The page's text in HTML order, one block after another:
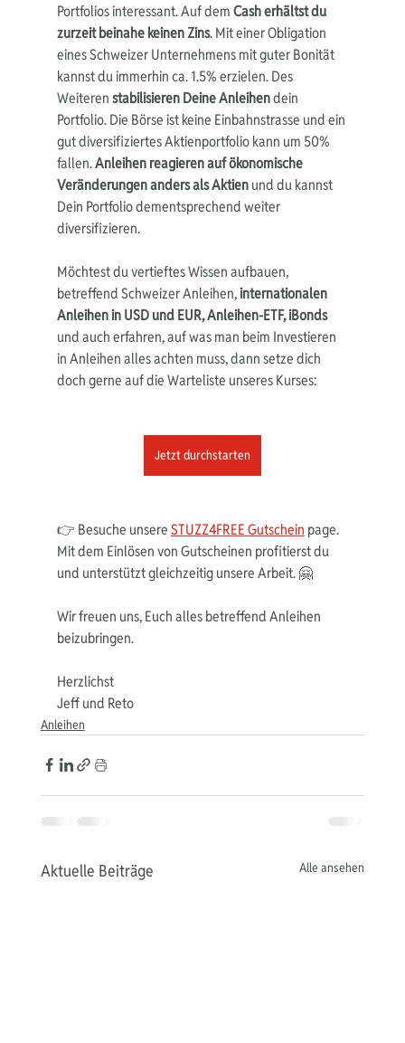
Portfolios interessant. Auf dem Cash erhältst du
zurzeit beinahe keinen Zins. Mit einer Obligation
eines Schweizer Unternehmens mit guter Bonität
kannst du immerhin ca. 1.5% erzielen. Des
Weiteren stabilisieren Deine Anleihen dein
Portfolio. Die Börse ist keine Einbahnstrasse und ein
gut diversifiziertes Aktienportfolio kann um 50%
fallen. Anleihen reagieren auf ökonomische
Veränderungen anders als Aktien und du kannst
Dein Portfolio dementsprechend weiter
diversifizieren.
Möchtest du vertieftes Wissen aufbauen,
betreffend Schweizer Anleihen, internationalen
Anleihen in USD und EUR, Anleihen-ETF, iBonds
und auch erfahren, auf was man beim Investieren
in Anleihen alles achten muss, dann setze dich
doch gerne auf die Warteliste unseres Kurses:
Jetzt durchstarten
👉 Besuche unsere STUZZ4FREE Gutschein page.
Mit dem Einlösen von Gutscheinen profitierst du
und unterstützt gleichzeitig unsere Arbeit. 🤗
Wir freuen uns, Euch alles betreffend Anleihen
beizubringen.
Herzlichst
Jeff und Reto
Anleihen
Aktuelle Beiträge Alle ansehen